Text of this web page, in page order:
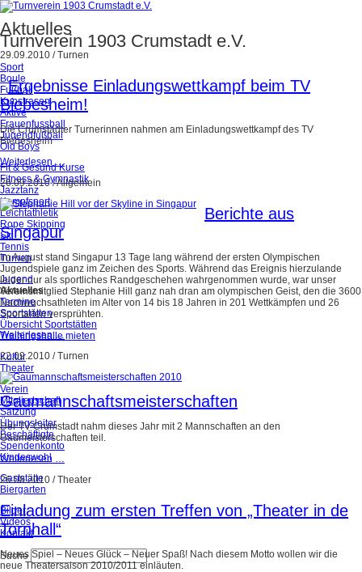
Turnverein 1903 Crumstadt e.V.
Sport
Boule
Fußball
Kunstrasen
Aktive
Frauenfussball
Jugendfußball
Old Boys
Fit & Gesund Kurse
Fitness & Gymnastik
Jazztanz
Kampfsport
Leichtathletik
Rope Skipping
Ski
Tennis
Turnen
Jugend
Aktuelles
Termine
Sportstätten
Übersicht Sportstätten
Trainingshalle mieten
Kultur
Theater
Verein
Mitgliedschaft
Satzung
Übungsleiter
Beschäftigte
Spendenkonto
Kindeswohl
Gaststätte
Biergarten
Bilder
Videos
Kontakt
Suche
Aktuelles
29.09.2010 /Turnen
Ergebnisse Einladungswettkampf beim TV
Biebesheim!
Die Crumstädter Turnerinnen nahmen am Einladungswettkampf des TV
Biebesheim
Weiterlesen …
26.09.2010/Allgemein
Berichte aus
Singapur
Im August stand Singapur 13 Tage lang während der ersten Olympischen
Jugendspiele ganz im Zeichen des Sports. Während das Ereignis hierzulande
leider nur als sportliches Randgeschehen wahrgenommen wurde, war unser
Vereinsmitglied Stephanie Hill ganz nah dran am olympischen Geist, den die 3600
Nachwuchsathleten im Alter von 14 bis 18 Jahren in 201 Wettkämpfen und 26
Sportarten versprühten.
Weiterlesen …
22.09.2010 /Turnen
Gaumannschaftsmeisterschaften
Der TV Crumstadt nahm dieses Jahr mit 2 Mannschaften an den
Gaumeisterschaften teil.
Weiterlesen …
26.08.2010 /Theater
Einladung zum ersten Treffen von „Theater in de
Tornhall“
Neues Spiel – Neues Glück – Neuer Spaß! Nach diesem Motto wollen wir die
neue Theatersaison 2010/2011 einläuten.